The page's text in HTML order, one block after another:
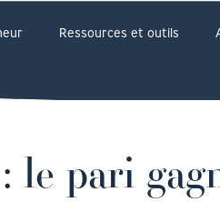
Ressources et outils
le pari